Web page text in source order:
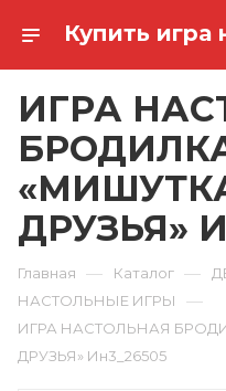
ИГРА
ДРУЗЬЯ»
Главная — Каталог —
НАСТОЛЬНЫЕ ИГРЫ —
ИГРА НАСТОЛЬНАЯ
ДРУЗЬЯ» Ин3_26505